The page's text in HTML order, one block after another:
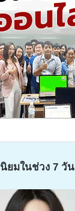
ยมในช่วง 7 วัน